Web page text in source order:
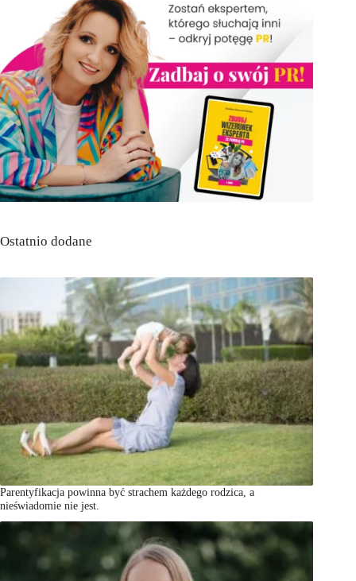
Ostatnio dodane
Parentyfikacja powinna być strachem każdego rodzica, a
nieświadomie nie jest.